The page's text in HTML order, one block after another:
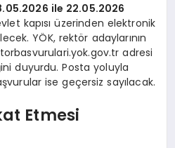
ile 22.05.2026
kapısı üzerinden elektronik
YÖK, rektör adaylarının
adresi
duyurdu. Posta yoluyla
ise geçersiz sayılacak.
Etmesi